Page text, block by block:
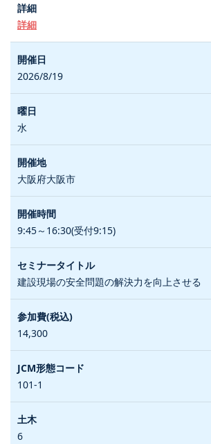
詳細
2026/8/19
水
大阪府大阪市
9:45～16:30(受付9:15)
建設現場の安全問題の解決力を向上させる
14,300
101-1
6